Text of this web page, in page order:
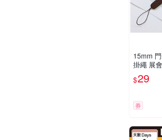
15mm
掛繩 展
可調整
(恕不接
$29
券